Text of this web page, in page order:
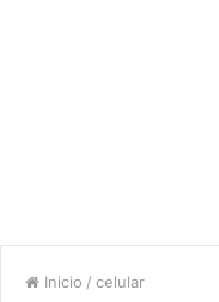
Inicio / celular